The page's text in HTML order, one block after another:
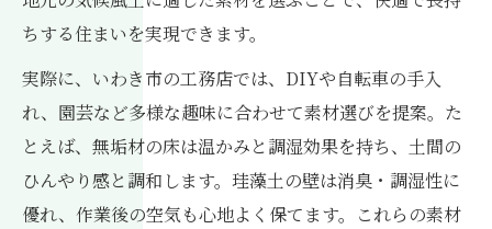
ちする住まいを実現できます。
実際に、いわき市の工務店では、DIYや自転車の手入
れ、園芸など多様な趣味に合わせて素材選びを提案。た
とえば、無垢材の床は温かみと調湿効果を持ち、土間の
ひんやり感と調和します。珪藻土の壁は消臭・調湿性に
優れ、作業後の空気も心地よく保てます。これらの素材